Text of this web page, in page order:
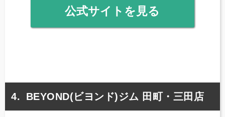
公式サイトを見る
BEYOND(ビヨンド)ジム 田町・三田店